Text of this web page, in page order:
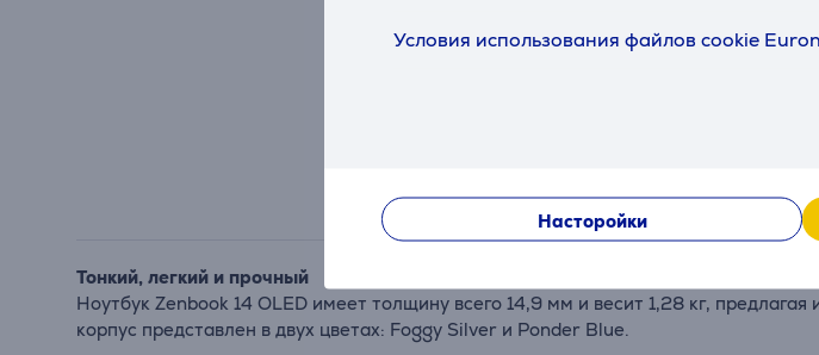
Условия использования файлов cookie
Насторойки
Тонкий, легкий и прочный
Ноутбук Zenbook 14 OLED имеет толщину всего 14,9 мм и весит 1,28 кг,
корпус представлен в двух цветах: Foggy Silver и Ponder Blue.